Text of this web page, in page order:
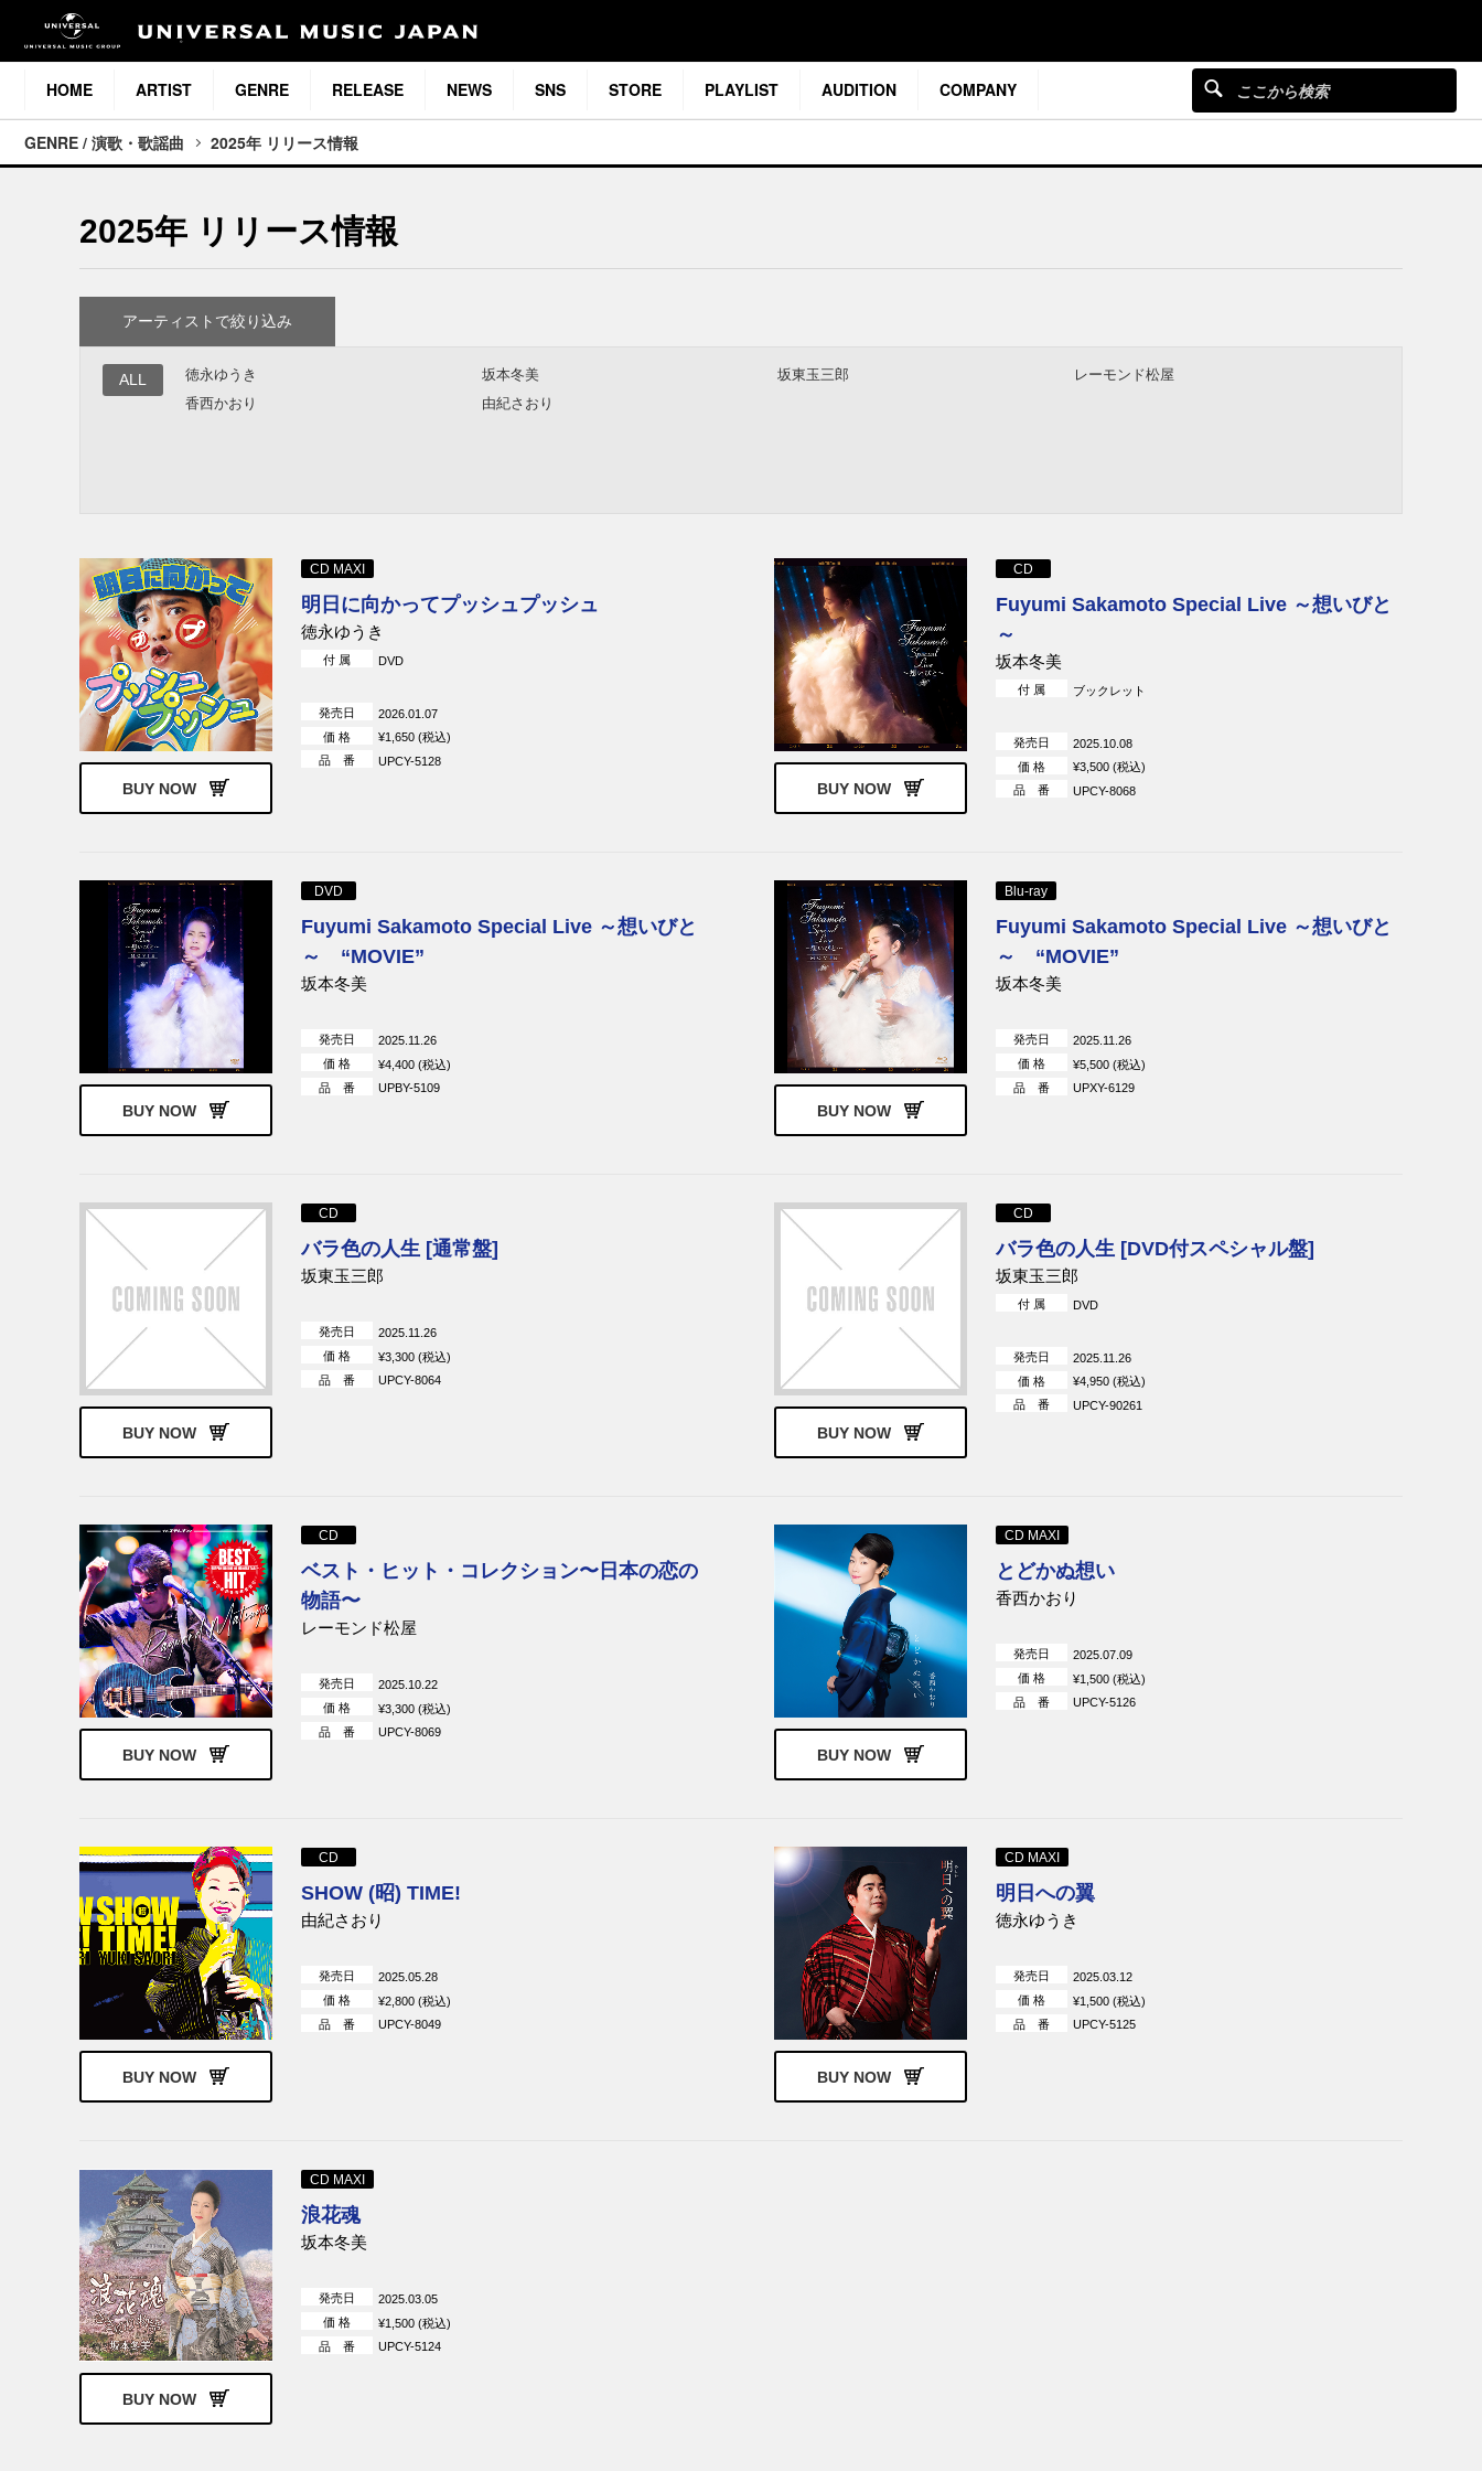
HOME ARTIST GENRE RELEASE NEWS SNS STORE PLAYLIST AUDITION COMPANY
GENRE / 演歌・歌謡曲 2025年 リリース情報
2025年 リリース情報
アーティストで絞り込み
ALL 徳永ゆうき 坂本冬美 坂東玉三郎
レーモンド松屋
香西かおり
由紀さおり
BUY NOW
CD MAXI
明日に向かってプッシュプッシュ
徳永ゆうき
付 属 DVD
発売日
2026.01.07
価 格
¥1,650 (税込)
品 番
UPCY-5128
BUY NOW
CD
Fuyumi Sakamoto Special Live ～想いびと
～
坂本冬美
付 属 ブックレット
発売日
2025.10.08
価 格
¥3,500 (税込)
品 番
UPCY-8068
BUY NOW
DVD
Fuyumi Sakamoto Special Live ～想いびと
～ “MOVIE”
坂本冬美
発売日
2025.11.26
価 格
¥4,400 (税込)
品 番
UPBY-5109
BUY NOW
Blu-ray
Fuyumi Sakamoto Special Live ～想いびと
～ “MOVIE”
坂本冬美
発売日
2025.11.26
価 格
¥5,500 (税込)
品 番
UPXY-6129
BUY NOW
CD
バラ色の人生 [通常盤]
坂東玉三郎
発売日
2025.11.26
価 格
¥3,300 (税込)
品 番
UPCY-8064
BUY NOW
CD
バラ色の人生 [DVD付スペシャル盤]
坂東玉三郎
付 属 DVD
発売日
2025.11.26
価 格
¥4,950 (税込)
品 番
UPCY-90261
BUY NOW
CD
ベスト・ヒット・コレクション〜日本の恋の
物語〜
レーモンド松屋
発売日
2025.10.22
価 格
¥3,300 (税込)
品 番
UPCY-8069
BUY NOW
CD MAXI
とどかぬ想い
香西かおり
発売日
2025.07.09
価 格
¥1,500 (税込)
品 番
UPCY-5126
BUY NOW
CD
SHOW (昭) TIME!
由紀さおり
発売日
2025.05.28
価 格
¥2,800 (税込)
品 番
UPCY-8049
BUY NOW
CD MAXI
明日への翼
徳永ゆうき
発売日
2025.03.12
価 格
¥1,500 (税込)
品 番
UPCY-5125
BUY NOW
CD MAXI
浪花魂
坂本冬美
発売日
2025.03.05
価 格
¥1,500 (税込)
品 番
UPCY-5124